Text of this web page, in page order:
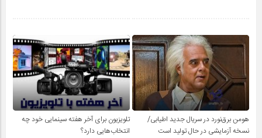
هومن برق‌نورد در سریال جدید اطیابی/
نسخه آزمایشی در حال تولید است
تلویزیون برای آخر هفته سینمایی خود چه
انتخاب‌هایی دارد؟